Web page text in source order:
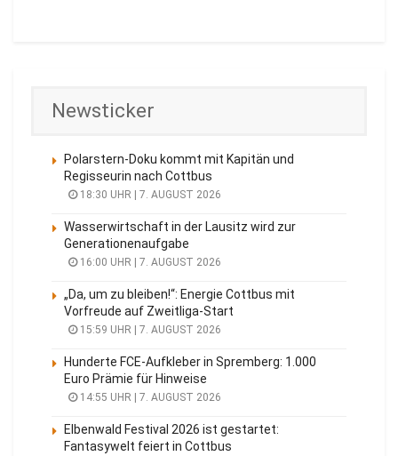
Newsticker
Polarstern-Doku kommt mit Kapitän und
Regisseurin nach Cottbus
18:30 UHR | 7. AUGUST 2026
Wasserwirtschaft in der Lausitz wird zur
Generationenaufgabe
16:00 UHR | 7. AUGUST 2026
„Da, um zu bleiben!“: Energie Cottbus mit
Vorfreude auf Zweitliga-Start
15:59 UHR | 7. AUGUST 2026
Hunderte FCE-Aufkleber in Spremberg: 1.000
Euro Prämie für Hinweise
14:55 UHR | 7. AUGUST 2026
Elbenwald Festival 2026 ist gestartet:
Fantasywelt feiert in Cottbus